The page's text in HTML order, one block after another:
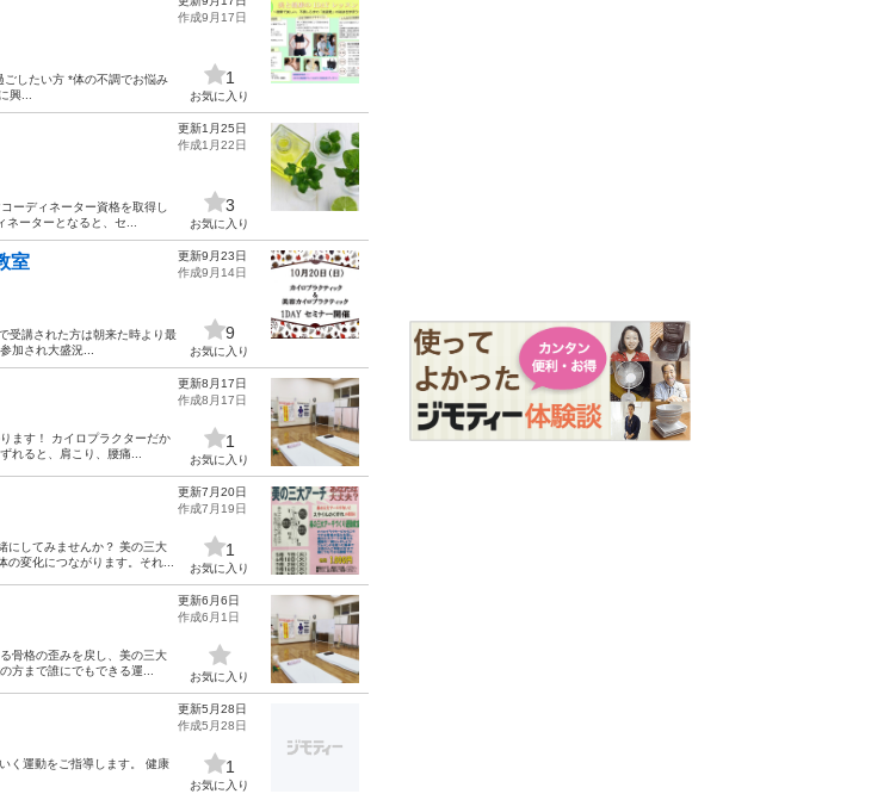
したい方 *体の不調でお悩み
興...
作成9月17日
1
お気に入り
ーディネーター資格を取得し
ーターとなると、セ...
更新1月25日
作成1月22日
3
お気に入り
室
講された方は朝来た時より最
加され大盛況...
更新9月23日
作成9月14日
9
お気に入り
ます！ カイロプラクターだか
れると、肩こり、腰痛...
更新8月17日
作成8月17日
1
お気に入り
にしてみませんか？ 美の三大
変化につながります。それ...
更新7月20日
作成7月19日
1
お気に入り
骨格の歪みを戻し、美の三大
方まで誰にでもできる運...
更新6月6日
作成6月1日
お気に入り
く運動をご指導します。 健康
更新5月28日
作成5月28日
1
お気に入り